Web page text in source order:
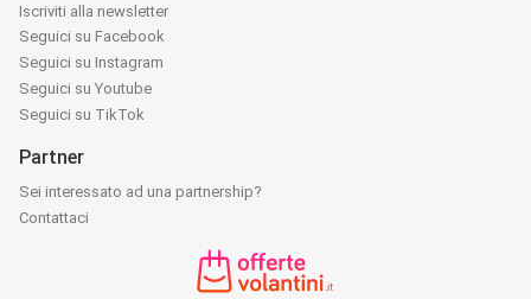
Iscriviti alla newsletter
Seguici su Facebook
Seguici su Instagram
Seguici su Youtube
Seguici su TikTok
Partner
Sei interessato ad una partnership?
Contattaci